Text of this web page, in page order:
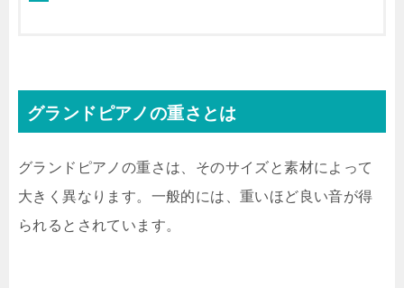
グランドピアノの重さとは
グランドピアノの重さは、そのサイズと素材によって
大きく異なります。一般的には、重いほど良い音が得
られるとされています。